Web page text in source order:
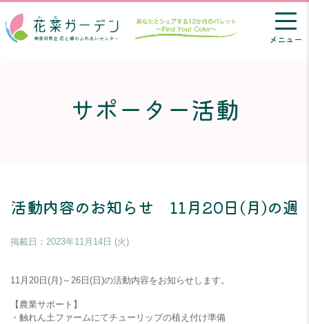
メニュー
サポーター活動
活動内容のお知らせ 11月20日(月)の週
掲載日：2023年11月14日 (火)
11月20日(月)～26日(日)の活動内容をお知らせします。
【農業サポート】
・触れん土ファームにてチューリップの植え付け準備